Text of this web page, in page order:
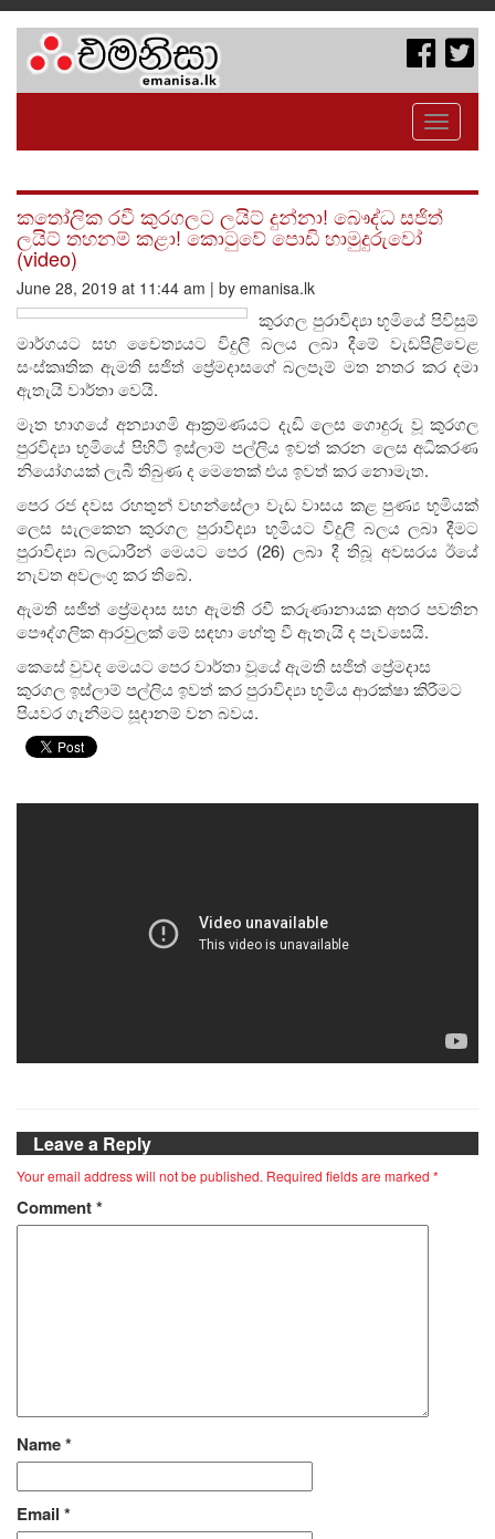
Toggle
කතෝලික රවී කුරගලට ලයිට් දුන්නා! බෞද්ධ සජිත්
ලයිට් තහනම් කළා! කොටුවේ පොඩි හාමුදුරුවෝ
(video)
June 28, 2019 at 11:44 am | by emanisa.lk
කුරගල පුරාවිද්‍යා භූමියේ පිවිසුම්
මාර්ගයට සහ චෛත්‍යයට විදුලි බලය ලබා දීමේ වැඩපිළිවෙළ
සංස්කෘතික ඇමති සජිත් ප්‍රේමදාසගේ බලපෑම් මත නතර කර දමා
ඇතැයි වාර්තා වෙයි.
මෑත භාගයේ අන්‍යාගමි ආක්‍රමණයට දැඩි ලෙස ගොදුරු වූ කුරගල
පුරවිද්‍යා භූමියේ පිහිටි ඉස්ලාම් පල්ලිය ඉවත් කරන ලෙස අධිකරණ
නියෝගයක් ලැබී තිබුණ ද මෙතෙක් එය ඉවත් කර නොමැත.
පෙර රජ දවස රහතුන් වහන්සේලා වැඩ වාසය කළ පුණ්‍ය භූමියක්
ලෙස සැලකෙන කුරගල පුරාවිද්‍යා භූමියට විදුලි බලය ලබා දීමට
පුරාවිද්‍යා බලධාරීන් මෙයට පෙර (26) ලබා දී තිබූ අවසරය ඊයේ
නැවත අවලංගු කර තිබේ.
ඇමති සජිත් ප්‍රේමදාස සහ ඇමති රවී කරුණානායක අතර පවතින
පෞද්ගලික ආරවුලක් මේ සඳහා හේතු වී ඇතැයි ද පැවසෙයි.
කෙසේ වුවද මෙයට පෙර වාර්තා වූයේ ඇමති සජිත් ප්‍රේමදාස
කුරගල ඉස්ලාම් පල්ලිය ඉවත් කර පුරාවිද්‍යා භූමිය ආරක්ෂා කිරීමට
පියවර ගැනීමට සූදානම් වන බවය.
Leave a Reply
Your email address will not be published. Required fields are marked *
Comment*
Name*
Email *